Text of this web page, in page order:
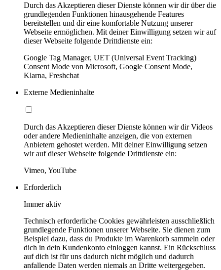
Durch das Akzeptieren dieser Dienste können wir dir über die
grundlegenden Funktionen hinausgehende Features
bereitstellen und dir eine komfortable Nutzung unserer
Webseite ermöglichen. Mit deiner Einwilligung setzen wir auf
dieser Webseite folgende Drittdienste ein:
Google Tag Manager, UET (Universal Event Tracking)
Consent Mode von Microsoft, Google Consent Mode,
Klarna, Freshchat
Externe Medieninhalte
Durch das Akzeptieren dieser Dienste können wir dir Videos
oder andere Medieninhalte anzeigen, die von externen
Anbietern gehostet werden. Mit deiner Einwilligung setzen
wir auf dieser Webseite folgende Drittdienste ein:
Vimeo, YouTube
Erforderlich
Immer aktiv
Technisch erforderliche Cookies gewährleisten ausschließlich
grundlegende Funktionen unserer Webseite. Sie dienen zum
Beispiel dazu, dass du Produkte im Warenkorb sammeln oder
dich in dein Kundenkonto einloggen kannst. Ein Rückschluss
auf dich ist für uns dadurch nicht möglich und dadurch
anfallende Daten werden niemals an Dritte weitergegeben.